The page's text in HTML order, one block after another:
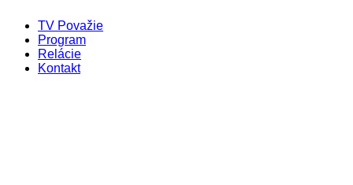
TV Považie
Program
Relácie
Kontakt